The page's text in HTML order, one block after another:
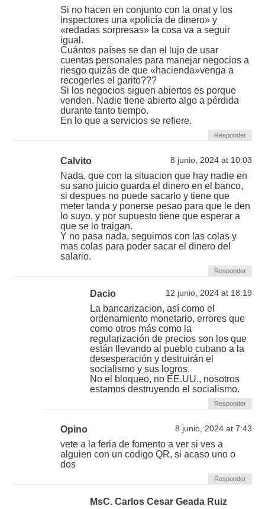
Si no hacen en conjunto con la onat y los
inspectores una «policía de dinero» y
«redadas sorpresas» la cosa va a seguir
igual.
Cuántos países se dan el lujo de usar
cuentas personales para manejar negocios a
riesgo quizás de que «hacienda»venga a
recogerles el garito???
Si los negocios siguen abiertos es porque
venden. Nadie tiene abierto algo a pérdida
durante tanto tiempo.
En lo que a servicios se refiere.
Responder
Calvito 8 junio, 2024 at 10:03
Nada, que con la situacion que hay nadie en
su sano juicio guarda el dinero en el banco,
si despues no puede sacarlo y tiene que
meter tanda y ponerse pesao para que le den
lo suyo, y por supuesto tiene que esperar a
que se lo traigan.
Y no pasa nada, seguimos con las colas y
mas colas para poder sacar el dinero del
salario.
Responder
Dacio 12 junio, 2024 at 18:19
La bancarizacion, así como el
ordenamiento monetario, errores que
como otros más como la
regularización de precios son los que
están llevando al pueblo cubano a la
desesperación y destruirán el
socialismo y sus logros.
No el bloqueo, no EE.UU., nosotros
estamos destruyendo el socialismo.
Responder
Opino 8 junio, 2024 at 7:43
vete a la feria de fomento a ver si ves a
alguien con un codigo QR, si acaso uno o
dos
Responder
MsC. Carlos Cesar Geada Ruiz